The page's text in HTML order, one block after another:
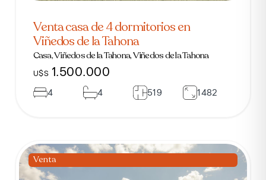
Venta casa de 4 dormitorios en
Viñedos de la Tahona
Casa, Viñedos de la Tahona, Viñedos de la Tahona
U$S 1.500.000
4 4 519 1482
Venta